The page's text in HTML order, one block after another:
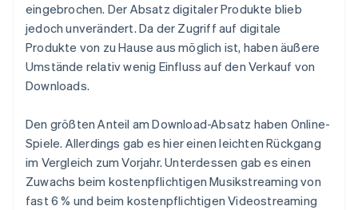
eingebrochen. Der Absatz digitaler Produkte blieb
jedoch unverändert. Da der Zugriff auf digitale
Produkte von zu Hause aus möglich ist, haben äußere
Umstände relativ wenig Einfluss auf den Verkauf von
Downloads.
Den größten Anteil am Download-Absatz haben Online-
Spiele. Allerdings gab es hier einen leichten Rückgang
im Vergleich zum Vorjahr. Unterdessen gab es einen
Zuwachs beim kostenpflichtigen Musikstreaming von
fast 6 % und beim kostenpflichtigen Videostreaming